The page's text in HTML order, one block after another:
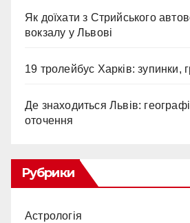
Як доїхати з Стрийського
вокзалу у Львові
19 тролейбус Харків: зупинки,
Де знаходиться Львів:
оточення
Рубрики
Астрологія